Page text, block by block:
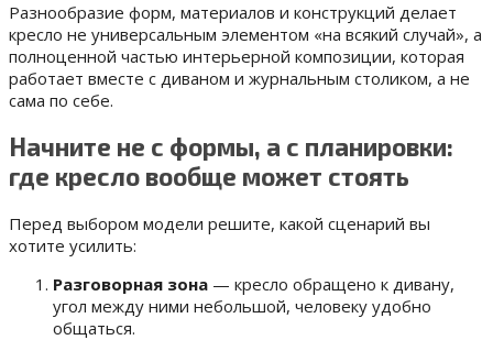
Разнообразие форм, материалов и конструкций делает
кресло не универсальным элементом «на всякий случай», а
полноценной частью интерьерной композиции, которая
работает вместе с диваном и журнальным столиком, а не
сама по себе.
Начните не с формы, а с планировки:
где кресло вообще может стоять
Перед выбором модели решите, какой сценарий вы
хотите усилить:
Разговорная зона — кресло обращено к дивану,
угол между ними небольшой, человеку удобно
общаться.